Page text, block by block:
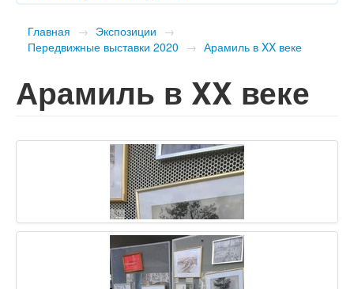
Главная → Экспозиции →
Передвижные выставки 2020 → Арамиль в XX веке
Арамиль в XX веке